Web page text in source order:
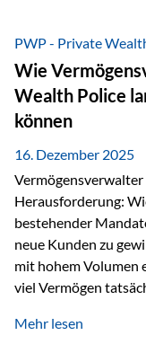
verschneiter
einer entspannten…
PWP - Private
Wie
Wealth Police
können
16. Dezember 2025
Herausforderung:
bestehender
neue Kunden zu
mit hohem Volumen
viel Vermögen
Beispiel verdeutlicht
Mehr lesen